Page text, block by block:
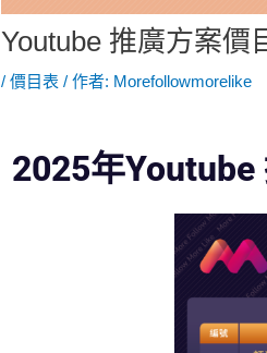
Youtube 推廣方案價
/ 價目表 / 作者: Morefollowmorelike
2025年